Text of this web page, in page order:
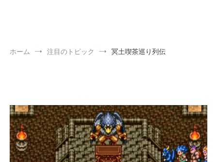
ホーム 注目のトピック 冥土喫茶巡り列伝